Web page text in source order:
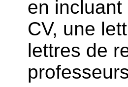
en
CV, une
lettres de